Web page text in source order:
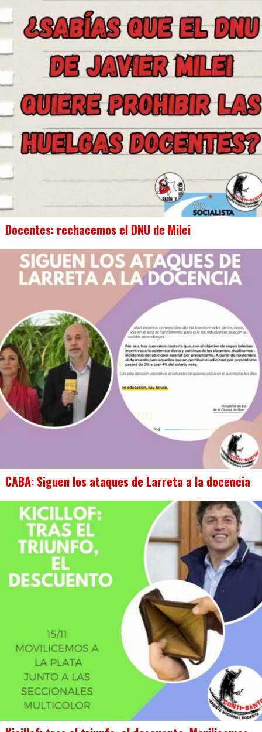
Docentes: rechacemos el DNU de Milei
CABA: Siguen los ataques de Larreta a la docencia